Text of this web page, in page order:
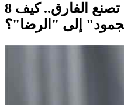
​8 عادات صباحية بسيطة تصنع الفارق.. كيف
إلى "الرضا"؟